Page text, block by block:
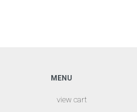
MENU
view cart